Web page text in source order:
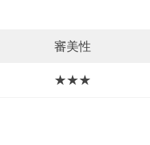
審美性
★★★